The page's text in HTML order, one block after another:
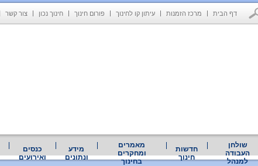
דף הבית מרכז הזמנות עיתון קו לחינוך פורום חינוך חינוך נכון צור קשר
שולחן
העבודה
למנהל
חדשות
חינוך
מאמרים
ומחקרים
בחינוך
מידע
ונתונים
כנסים
ואירועים